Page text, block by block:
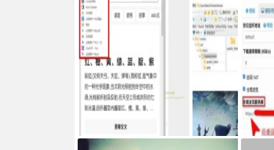
Google Chrome浏览器右侧边栏嵌入网页
服务器